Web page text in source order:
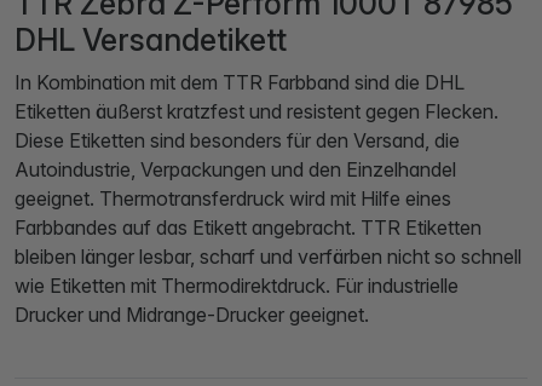
DHL Versandetikett
In Kombination mit dem TTR Farbband sind die DHL
Etiketten äußerst kratzfest und resistent gegen Flecken.
Diese Etiketten sind besonders für den Versand, die
Autoindustrie, Verpackungen und den Einzelhandel
geeignet. Thermotransferdruck wird mit Hilfe eines
Farbbandes auf das Etikett angebracht. TTR Etiketten
bleiben länger lesbar, scharf und verfärben nicht so schnell
wie Etiketten mit Thermodirektdruck. Für industrielle
Drucker und Midrange-Drucker geeignet.